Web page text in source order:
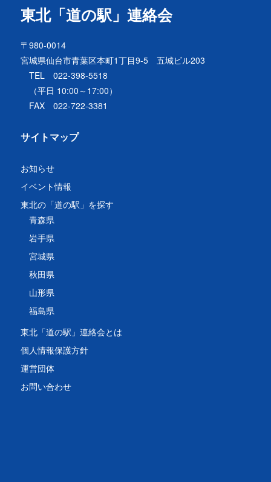
東北「道の駅」連絡会
〒980-0014
宮城県仙台市青葉区本町1丁目9-5 五城ビル203
TEL 022-398-5518
（平日 10:00～17:00）
FAX 022-722-3381
サイトマップ
お知らせ
イベント情報
東北の「道の駅」を探す
青森県
岩手県
宮城県
秋田県
山形県
福島県
東北「道の駅」連絡会とは
個人情報保護方針
運営団体
お問い合わせ